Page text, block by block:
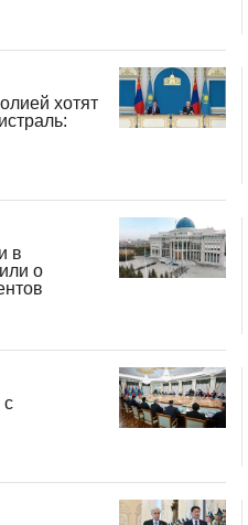
хотят
в
о
с